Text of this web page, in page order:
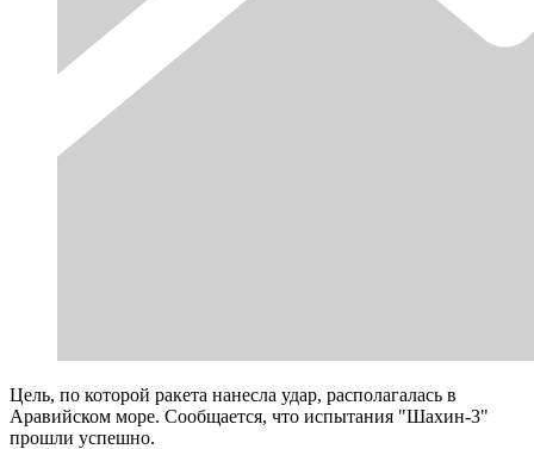
Цель, по которой ракета нанесла удар, располагалась в
Аравийском море. Сообщается, что испытания "Шахин-3"
прошли успешно.